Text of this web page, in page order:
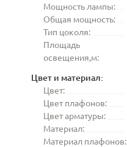
Мощность лампы:
Общая мощность:
Тип цоколя:
Площадь
освещения,м:
Цвет и материал:
Цвет:
Цвет плафонов:
Цвет арматуры:
Материал:
Материал плафонов: